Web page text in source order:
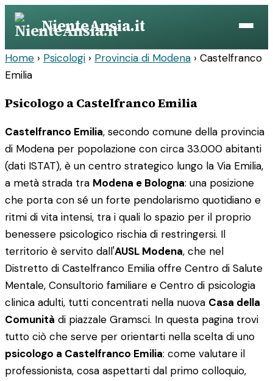
Vai
contenuto
NienteAnsia.it
Home › Psicologi › Provincia di Modena › Castelfranco
Emilia
Psicologo a Castelfranco Emilia
Castelfranco Emilia, secondo comune della provincia
di Modena per popolazione con circa 33.000 abitanti
(dati ISTAT), è un centro strategico lungo la Via Emilia,
a metà strada tra Modena e Bologna: una posizione
che porta con sé un forte pendolarismo quotidiano e
ritmi di vita intensi, tra i quali lo spazio per il proprio
benessere psicologico rischia di restringersi. Il
territorio è servito dall'AUSL Modena, che nel
Distretto di Castelfranco Emilia offre Centro di Salute
Mentale, Consultorio familiare e Centro di psicologia
clinica adulti, tutti concentrati nella nuova Casa della
Comunità di piazzale Gramsci. In questa pagina trovi
tutto ciò che serve per orientarti nella scelta di uno
psicologo a Castelfranco Emilia: come valutare il
professionista, cosa aspettarti dal primo colloquio,